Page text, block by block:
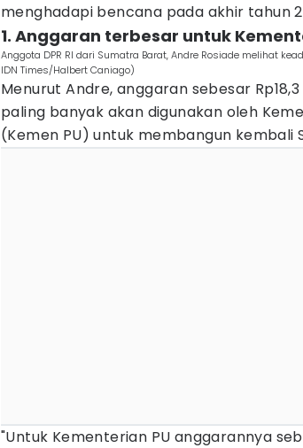
menghadapi bencana pada akhir tahun
1. Anggaran terbesar untuk
Anggota DPR RI dari Sumatra Barat, Andre Rosiade melihat
IDN Times/Halbert Caniago)
Menurut Andre, anggaran sebesar
paling banyak akan digunakan oleh
(Kemen PU) untuk membangun kembali
"Untuk Kementerian PU anggarannya